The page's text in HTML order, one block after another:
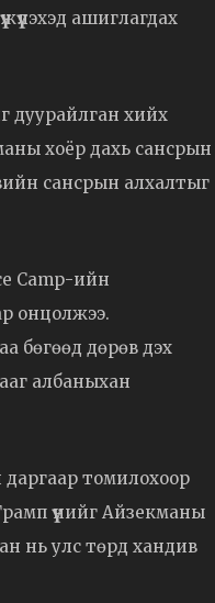
ашиглагдах
дуурайлган хийх
хоёр дахь сансрын
сансрын алхалтыг
Camp-ийн
онцолжээ.
бөгөөд дөрөв дэх
албаныхан
томилохоор
үүнийг Айзекманы
нь улс төрд хандив